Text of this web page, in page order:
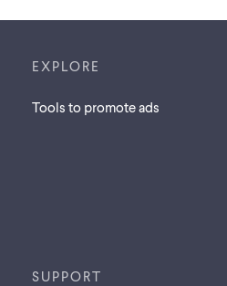
EXPLORE
Tools to promote ads
SUPPORT